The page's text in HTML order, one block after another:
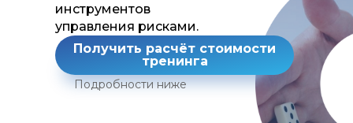
инструментов
управления рисками.
Получить расчёт стоимости
тренинга
Подробности ниже